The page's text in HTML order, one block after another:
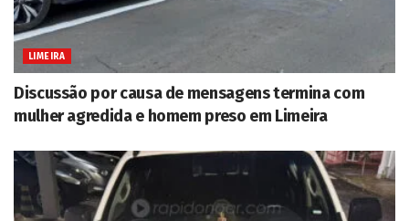
LIMEIRA
Discussão por causa de mensagens termina com
mulher agredida e homem preso em Limeira